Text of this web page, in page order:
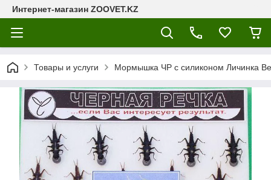
Интернет-магазин ZOOVET.KZ
Товары и услуги Мормышка ЧР с силиконом Личинка